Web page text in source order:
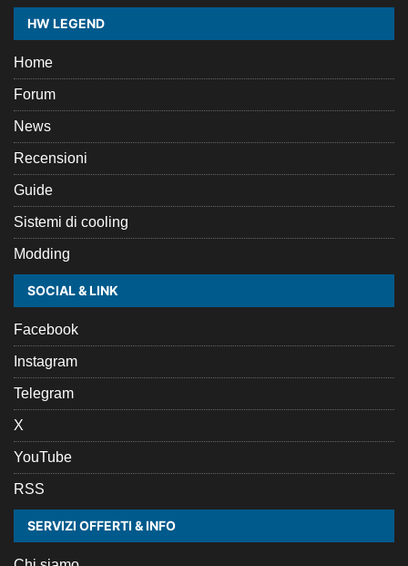
HW LEGEND
Home
Forum
News
Recensioni
Guide
Sistemi di cooling
Modding
SOCIAL & LINK
Facebook
Instagram
Telegram
X
YouTube
RSS
SERVIZI OFFERTI & INFO